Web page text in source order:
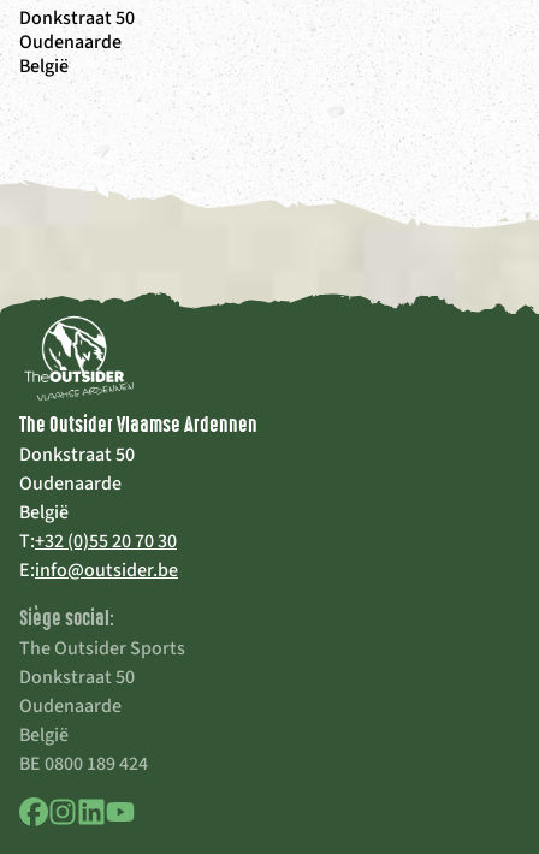
Donkstraat 50
Oudenaarde
België
The Outsider Vlaamse Ardennen
Donkstraat 50
Oudenaarde
België
T:+32 (0)55 20 70 30
E:info@outsider.be
Siège social:
The Outsider Sports
Donkstraat 50
Oudenaarde
België
BE 0800 189 424